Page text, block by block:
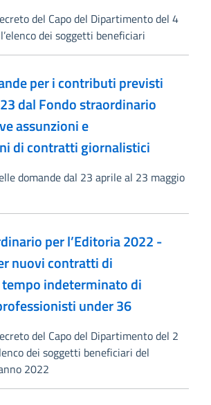
del Capo del Dipartimento del 4
dei soggetti beneficiari
per i contributi previsti
dal Fondo straordinario
assunzioni e
di contratti giornalistici
domande dal 23 aprile al 23 maggio
per l’Editoria 2022 -
nuovi contratti di
indeterminato di
under 36
del Capo del Dipartimento del 2
dei soggetti beneficiari del
2022